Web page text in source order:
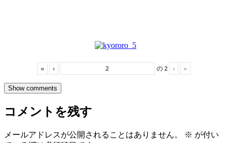
« ‹ の2 › »
Show comments
コメントを残す
メールアドレスが公開されることはありません。 ※ が付い